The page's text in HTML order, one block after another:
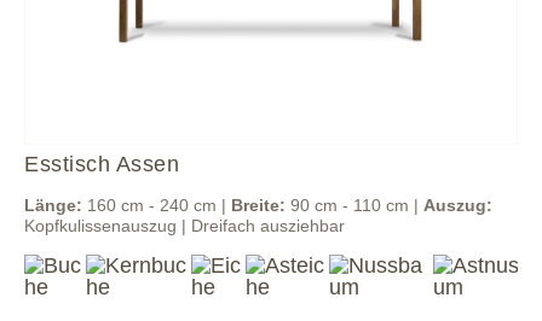
Esstisch Assen
Länge: 160 cm - 240 cm | Breite: 90 cm - 110 cm | Auszug:
Kopfkulissenauszug | Dreifach ausziehbar